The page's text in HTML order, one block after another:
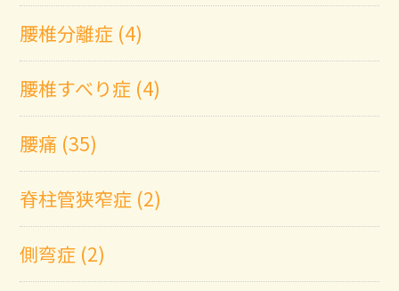
腰椎分離症 (4)
腰椎すべり症 (4)
腰痛 (35)
脊柱管狭窄症 (2)
側弯症 (2)